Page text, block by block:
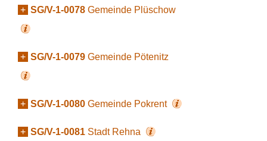
+ SG/V-1-0078 Gemeinde Plüschow
+ SG/V-1-0079 Gemeinde Pötenitz
+ SG/V-1-0080 Gemeinde Pokrent
+ SG/V-1-0081 Stadt Rehna